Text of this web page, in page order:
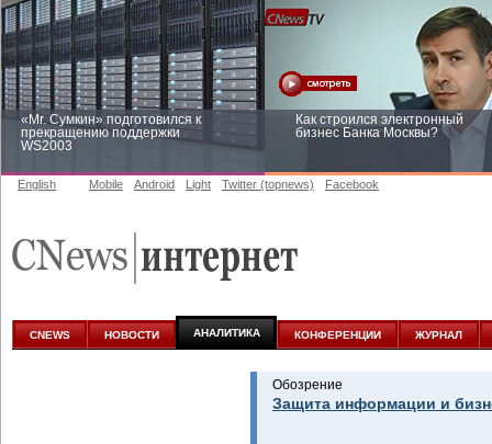
«Mr. Сумкин» подготовился к
прекращению поддержки
WS2003
Как строился электронный
бизнес Банка Москвы?
аналитике
English Mobile Android Light Twitter (topnews) Facebook
CNEWS НОВОСТИ АНАЛИТИКА КОНФЕРЕНЦИИ ЖУРНАЛ
Обозрение
Защита информации и